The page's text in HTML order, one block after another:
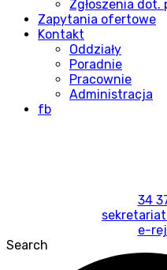
Zgłoszenia dot.
Zapytania ofertowe
Kontakt
Oddziały
Poradnie
Pracownie
Administracja
fb
34
e-
Search